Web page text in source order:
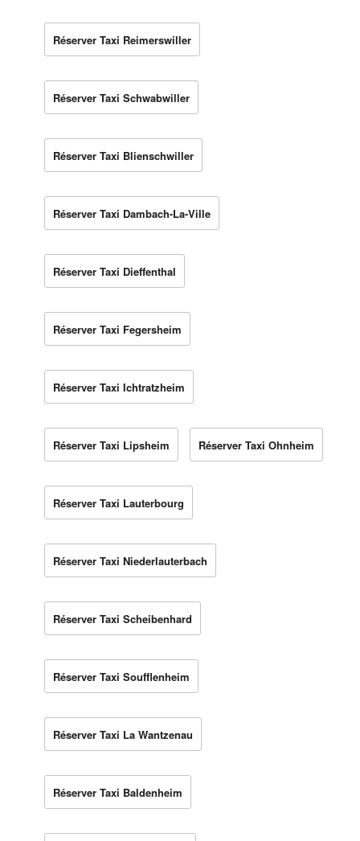
Réserver Taxi Reimerswiller
Réserver Taxi Schwabwiller
Réserver Taxi Blienschwiller
Réserver Taxi Dambach-La-Ville
Réserver Taxi Dieffenthal
Réserver Taxi Fegersheim
Réserver Taxi Ichtratzheim
Réserver Taxi Lipsheim Réserver Taxi Ohnheim
Réserver Taxi Lauterbourg
Réserver Taxi Niederlauterbach
Réserver Taxi Scheibenhard
Réserver Taxi Soufflenheim
Réserver Taxi La Wantzenau
Réserver Taxi Baldenheim